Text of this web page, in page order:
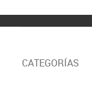
CATEGORÍAS